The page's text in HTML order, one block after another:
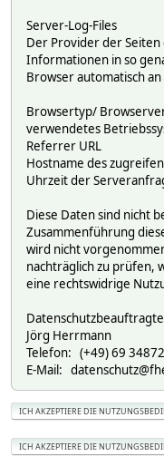
Server-Log-Files
Der Provider der
Informationen in so
Browser automatisch
Browsertyp/
verwendetes
Referrer URL
Hostname des
Uhrzeit der
Diese Daten sind nicht
Zusammenführung
wird nicht
nachträglich zu prüfen,
eine rechtswidrige
Jörg Herrmann
Telefon: (+49) 69
E-Mail: